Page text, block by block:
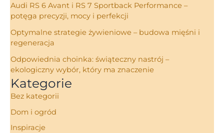
Audi RS 6 Avant i RS 7 Sportback Performance –
potęga precyzji, mocy i perfekcji
Optymalne strategie żywieniowe – budowa mięśni i
regeneracja
Odpowiednia choinka: świąteczny nastrój –
ekologiczny wybór, który ma znaczenie
Kategorie
Bez kategorii
Dom i ogród
Inspiracje